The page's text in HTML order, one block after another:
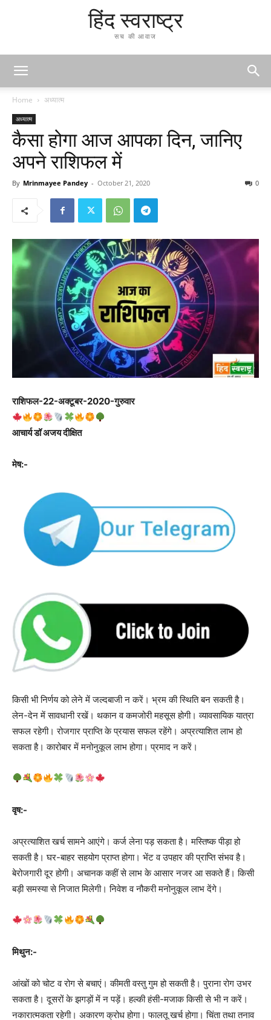
हिंद स्वराष्ट्र
सच की आवाज
Home अध्यात्म
अध्यात्म
कैसा होगा आज आपका दिन, जानिए
अपने राशिफल में
By Mrinmayee Pandey - October 21, 2020 0
राशिफल-22-अक्टूबर-2020-गुरुवार
आचार्य डॉ अजय दीक्षित
मेष:-
किसी भी निर्णय को लेने में जल्दबाजी न करें। भ्रम की स्थिति बन सकती है।
लेन-देन में सावधानी रखें। थकान व कमजोरी महसूस होगी। व्यावसायिक यात्रा
सफल रहेगी। रोजगार प्राप्ति के प्रयास सफल रहेंगे। अप्रत्याशित लाभ हो
सकता है। कारोबार में मनोनुकूल लाभ होगा। प्रमाद न करें।
वृष:-
अप्रत्याशित खर्च सामने आएंगे। कर्ज लेना पड़ सकता है। मस्तिष्क पीड़ा हो
सकती है। घर-बाहर सहयोग प्राप्त होगा। भेंट व उपहार की प्राप्ति संभव है।
बेरोजगारी दूर होगी। अचानक कहीं से लाभ के आसार नजर आ सकते हैं। किसी
बड़ी समस्या से निजात मिलेगी। निवेश व नौकरी मनोनुकूल लाभ देंगे।
मिथुन:-
आंखों को चोट व रोग से बचाएं। कीमती वस्तु गुम हो सकती है। पुराना रोग उभर
सकता है। दूसरों के झगड़ों में न पड़ें। हल्की हंसी-मजाक किसी से भी न करें।
नकारात्मकता रहेगी। अकारण क्रोध होगा। फालतू खर्च होगा। चिंता तथा तनाव